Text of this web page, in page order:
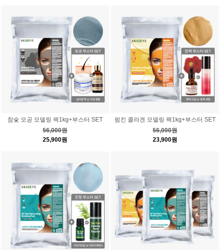
참숯 모공 모델링 팩1kg+부스터 SET
56,000원
25,900원
펌킨 콜라겐 모델링 팩1kg+부스터 SET
56,000원
23,900원